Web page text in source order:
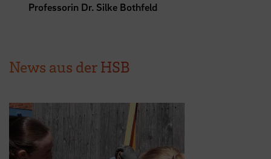
Professorin Dr. Silke Bothfeld
News aus der HSB